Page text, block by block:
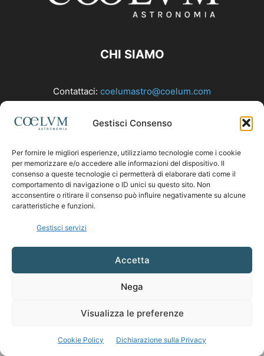
Gestisci Consenso
Per fornire le migliori esperienze, utilizziamo tecnologie come i cookie
per memorizzare e/o accedere alle informazioni del dispositivo. Il
consenso a queste tecnologie ci permetterà di elaborare dati come il
comportamento di navigazione o ID unici su questo sito. Non
acconsentire o ritirare il consenso può influire negativamente su alcune
caratteristiche e funzioni.
Gestisci servizi
Accetta
Nega
Visualizza le preferenze
Cookie Policy Dichiarazione sulla Privacy
CHI SIAMO
Contattaci: coelumastro@coelum.com
SEGUICI